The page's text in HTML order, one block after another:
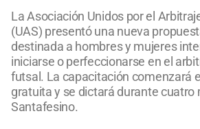
La Asociación Unidos por el
(UAS) presentó una nueva
destinada a hombres y mujeres
iniciarse o perfeccionarse en el
futsal. La capacitación comenzará
gratuita y se dictará durante cuatro
Santafesino.